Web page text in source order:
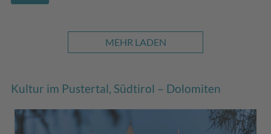
MEHR LADEN
Kultur im Pustertal, Südtirol – Dolomiten